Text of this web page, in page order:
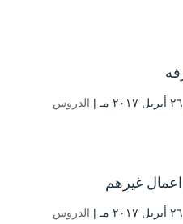
الدروس
غيرهم
الدروس